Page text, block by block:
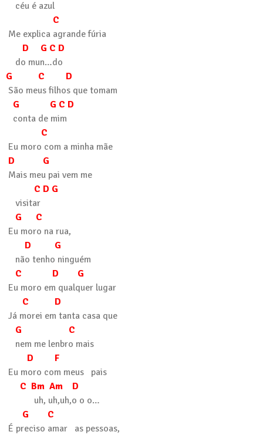
céu é azul
C
Me explica agrande fúria
D G C D
do mun…do
G C D
São meus filhos que tomam
G G C D
conta de mim
C
Eu moro com a minha mãe
D G
Mais meu pai vem me
C D G
visitar
G C
Eu moro na rua,
D G
não tenho ninguém
C D G
Eu moro em qualquer lugar
C D
Já morei em tanta casa que
G C
nem me lenbro mais
D F
Eu moro com meus pais
C Bm Am D
uh, uh,uh,o o o…
G C
É preciso amar as pessoas,